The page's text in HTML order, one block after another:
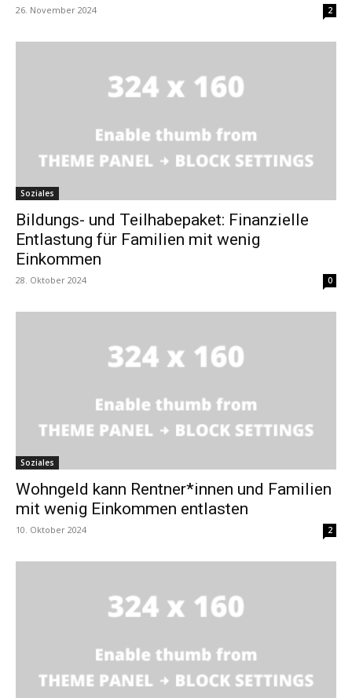
26. November 2024 2
Soziales
Bildungs- und Teilhabepaket: Finanzielle
Entlastung für Familien mit wenig
Einkommen
28. Oktober 2024 0
Soziales
Wohngeld kann Rentner*innen und Familien
mit wenig Einkommen entlasten
10. Oktober 2024 2